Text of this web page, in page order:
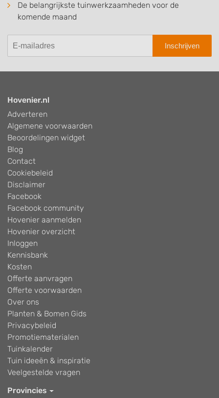
De belangrijkste tuinwerkzaamheden voor de
komende maand
Inschrijven
Hovenier.nl
Adverteren
Algemene voorwaarden
Beoordelingen widget
Blog
Contact
Cookiebeleid
Disclaimer
Facebook
Facebook community
Hovenier aanmelden
Hovenier overzicht
Inloggen
Kennisbank
Kosten
Offerte aanvragen
Offerte voorwaarden
Over ons
Planten & Bomen Gids
Privacybeleid
Promotiematerialen
Tuinkalender
Tuin ideeën & inspiratie
Veelgestelde vragen
Provincies